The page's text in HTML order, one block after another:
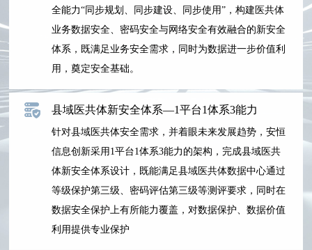
全能力“同步规划、同步建设、同步使用”，构建医共体
业务数据安全、密码安全与网络安全有效融合的新安全
体系，既满足业务安全需求，同时为数据进一步价值利
用，奠定安全基础。
县域医共体新安全体系—1平台1体系3能力
针对县域医共体安全需求，并着眼未来发展趋势，安恒
信息创新采用1平台1体系3能力的架构，完成县域医共
体新安全体系设计，既能满足县域医共体数据中心通过
等级保护第三级、密码评估第三级等测评要求，同时在
数据安全保护上有所能力覆盖，对数据保护、数据价值
利用提供专业保护